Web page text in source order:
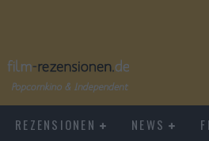
REZENSIONEN NEWS